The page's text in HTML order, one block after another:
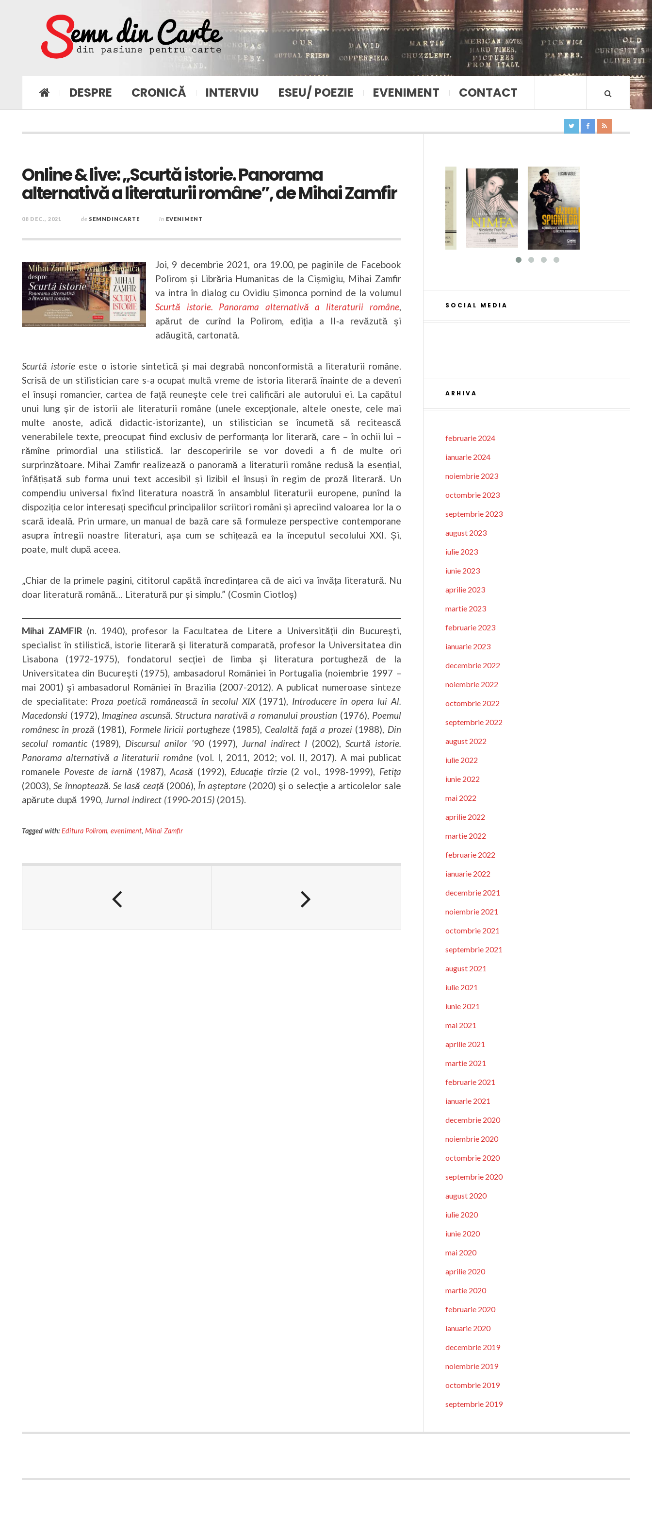
DESPRE CRONICĂ INTERVIU ESEU/ POEZIE EVENIMENT CONTACT
Online & live: „Scurtă istorie. Panorama
alternativă a literaturii române”, de Mihai Zamfir
08 DEC., 2021 de SEMNDINCARTE în EVENIMENT
Joi, 9 decembrie 2021, ora 19.00, pe paginile de Facebook
Polirom și Librăria Humanitas de la Cișmigiu, Mihai Zamfir
va intra în dialog cu Ovidiu Șimonca pornind de la volumul
Scurtă istorie. Panorama alternativă a literaturii române,
apărut de curînd la Polirom, ediţia a II‑a revăzută şi
adăugită, cartonată.
Scurtă istorieeste o istorie sintetică și mai degrabă nonconformistă a literaturii române.
Scrisă de un stilistician care s-a ocupat multă vreme de istoria literară înainte de a deveni
el însuși romancier, cartea de față reunește cele trei calificări ale autorului ei. La capătul
unui lung șir de istorii ale literaturii române (unele excepționale, altele oneste, cele mai
multe anoste, adică didactic-istorizante), un stilistician se încumetă să recitească
venerabilele texte, preocupat fiind exclusiv de performanța lor literară, care – în ochii lui –
rămîne primordial una stilistică. Iar descoperirile se vor dovedi a fi de multe ori
surprinzătoare. Mihai Zamfir realizează o panoramă a literaturii române redusă la esențial,
înfățișată sub forma unui text accesibil și lizibil el însuși în regim de proză literară. Un
compendiu universal fixînd literatura noastră în ansamblul literaturii europene, punînd la
dispoziția celor interesați specificul principalilor scriitori români și apreciind valoarea lor la o
scară ideală. Prin urmare, un manual de bază care să formuleze perspective contemporane
asupra întregii noastre literaturi, așa cum se schițează ea la începutul secolului XXI. Și,
poate, mult după aceea.
„Chiar de la primele pagini, cititorul capătă încredințarea că de aici va învăța literatură. Nu
doar literatură română… Literatură pur și simplu.” (Cosmin Ciotloș)
Mihai ZAMFIR (n. 1940), profesor la Facultatea de Litere a Universităţii din Bucureşti,
specialist în stilistică, istorie literară şi literatură comparată, profesor la Universitatea din
Lisabona (1972-1975), fondatorul secţiei de limba şi literatura portugheză de la
Universitatea din Bucureşti (1975), ambasadorul României în Portugalia (noiembrie 1997 –
mai 2001) şi ambasadorul României în Brazilia (2007-2012). A publicat numeroase sinteze
de specialitate: Proza poetică românească în secolul XIX(1971), Introducere în opera lui Al.
Macedonski (1972), Imaginea ascunsă. Structura narativă a romanului proustian (1976), Poemul
românesc în proză (1981), Formele liricii portugheze(1985), Cealaltă faţă a prozei(1988), Din
secolul romantic (1989), Discursul anilor ’90 (1997),Jurnal indirect I (2002), Scurtă istorie.
Panorama alternativă a literaturii române (vol. I, 2011, 2012; vol. II, 2017). A mai publicat
romanele Poveste de iarnă (1987),Acasă (1992), Educaţie tîrzie(2 vol., 1998-1999), Fetiţa
(2003),Se înnoptează. Se lasă ceaţă (2006), În aşteptare (2020) şi o selecţie a articolelor sale
apărute după 1990, Jurnal indirect (1990-2015)(2015).
Tagged with: Editura Polirom, eveniment, Mihai Zamfir
SOCIAL MEDIA
ARHIVA
februarie 2024
ianuarie 2024
noiembrie 2023
octombrie 2023
septembrie 2023
august 2023
iulie 2023
iunie 2023
aprilie 2023
martie 2023
februarie 2023
ianuarie 2023
decembrie 2022
noiembrie 2022
octombrie 2022
septembrie 2022
august 2022
iulie 2022
iunie 2022
mai 2022
aprilie 2022
martie 2022
februarie 2022
ianuarie 2022
decembrie 2021
noiembrie 2021
octombrie 2021
septembrie 2021
august 2021
iulie 2021
iunie 2021
mai 2021
aprilie 2021
martie 2021
februarie 2021
ianuarie 2021
decembrie 2020
noiembrie 2020
octombrie 2020
septembrie 2020
august 2020
iulie 2020
iunie 2020
mai 2020
aprilie 2020
martie 2020
februarie 2020
ianuarie 2020
decembrie 2019
noiembrie 2019
octombrie 2019
septembrie 2019